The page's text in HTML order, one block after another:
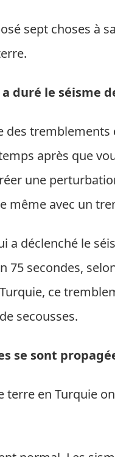
sept choses à
duré le séisme
des
après que
une
même avec un
a déclenché le
75 secondes,
ce
secousses.
se sont
terre en Turquie